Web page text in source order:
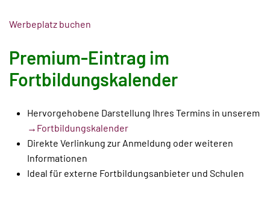
Werbeplatz buchen
Premium-Eintrag im
Fortbildungskalender
Hervorgehobene Darstellung Ihres Termins in unserem
→Fortbildungskalender
Direkte Verlinkung zur Anmeldung oder weiteren
Informationen
Ideal für externe Fortbildungsanbieter und Schulen